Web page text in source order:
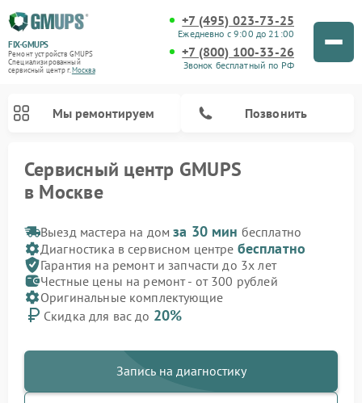
FIX-GMUPS
Ремонт устройств GMUPS
Специализированный
cервисный центр г.Москва
+7 (495) 023-73-25
Ежедневно с 9:00 до 21:00
+7 (800) 100-33-26
Звонок бесплатный по РФ
Мы ремонтируем Позвонить
Сервисный центр GMUPS
в Москве
Выезд мастера на домза 30 мин бесплатно
Диагностика в сервисном центре бесплатно
Гарантия на ремонт и запчасти до 3х лет
Честные цены на ремонт - от 300 рублей
Оригинальные комплектующие
Скидка для вас до 20%
Запись на диагностику